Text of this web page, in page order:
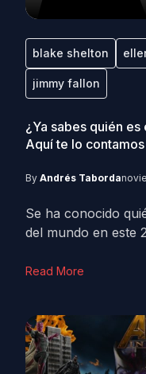
blake shelton
jimmy fallon
¿Ya sabes quién
Aquí te lo contamos
By Andrés Taborda
Se ha conocido
del mundo en este
Read More